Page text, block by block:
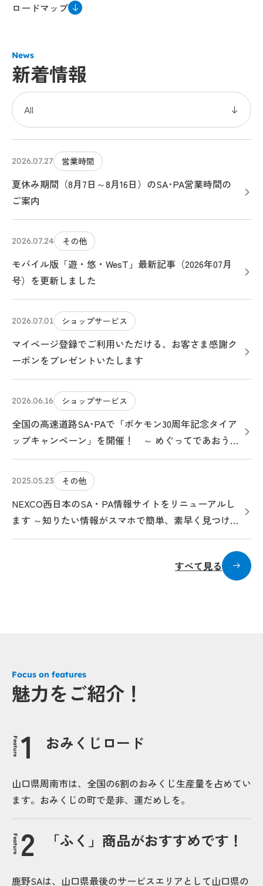
ロードマップ
News
新着情報
2026.07.27 営業時間
夏休み期間（8月7日～8月16日）のSA･PA営業時間の
ご案内
2026.07.24 その他
モバイル版「遊・悠・WesT」最新記事（2026年07月
号）を更新しました
2026.07.01 ショップサービス
マイページ登録でご利用いただける、お客さま感謝ク
ーポンをプレゼントいたします
2026.06.16 ショップサービス
全国の高速道路SA･PAで「ポケモン30周年記念タイア
ップキャンペーン」を開催！ ～ めぐってであおう！
ポケモンサービスエリアのたび ～
2025.05.23 その他
NEXCO西日本のSA・PA情報サイトをリニューアルし
ます ～知りたい情報がスマホで簡単、素早く見つけら
れる、クルマ旅のお役立ちサイトになります～
すべて見る
Focus on features
魅力をご紹介！
Feature おみくじロード
山口県周南市は、全国の6割のおみくじ生産量を占めてい
ます。おみくじの町で是非、運だめしを。
Feature 「ふく」商品がおすすめです！
鹿野SAは、山口県最後のサービスエリアとして山口県の